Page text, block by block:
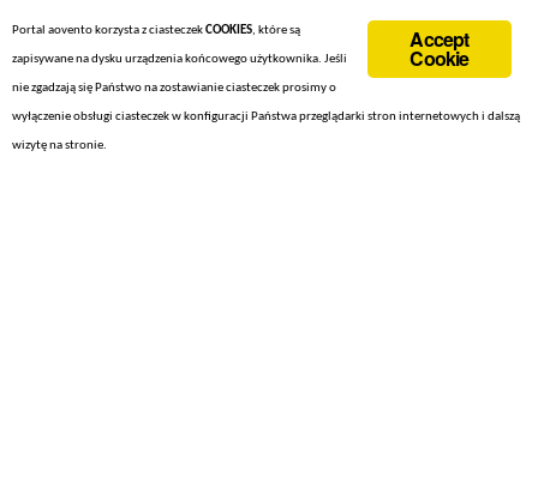
NEWS
O nas
Oferty Specjalne
Accept
Cookie
Portal aovento korzysta z ciasteczekCOOKIES, które są
zapisywane na dysku urządzenia końcowego użytkownika. Jeśli
nie zgadzają się Państwo na zostawianie ciasteczek prosimy o
wyłączenie obsługi ciasteczek w konfiguracji Państwa przeglądarki stron internetowych i dalszą
wizytę na stronie.